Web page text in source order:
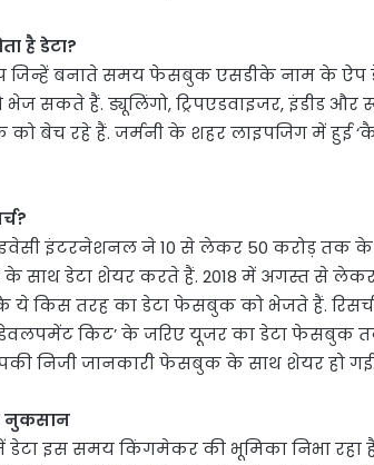
है डेटा?
जिन्हें बनाते समय फेसबुक एसडीके नाम के ऐप
सकते हैं. ड्यूलिंगो, ट्रिपएडवाइजर, इंडीड और
बेच रहे हैं. जर्मनी के शहर लाइपजिग में हुई
इंटरनेशनल ने 10 से लेकर 50 करोड़ तक
साथ डेटा शेयर करते हैं. 2018 में अगस्त से
ये किस तरह का डेटा फेसबुक को भेजते हैं.
किट’ के जरिए यूजर का डेटा फेसबुक
निजी जानकारी फेसबुक के साथ शेयर हो गई.
नुकसान
डेटा इस समय किंगमेकर की भूमिका निभा